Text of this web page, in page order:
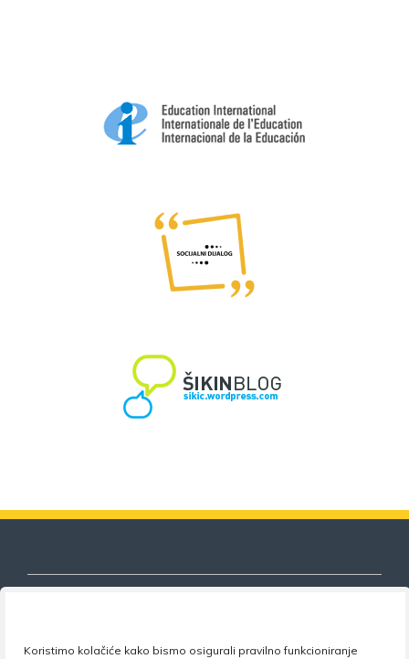
Koristimo kolačiće kako bismo osigurali pravilno funkcioniranje